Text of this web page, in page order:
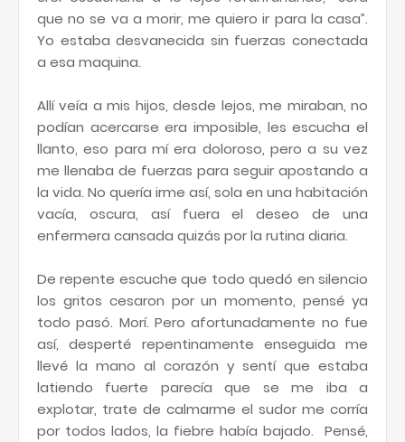
que no se va a morir, me quiero ir para la casa”.
Yo estaba desvanecida sin fuerzas conectada
a esa maquina.
Allí veía a mis hijos, desde lejos, me miraban, no
podían acercarse era imposible, les escucha el
llanto, eso para mí era doloroso, pero a su vez
me llenaba de fuerzas para seguir apostando a
la vida. No quería irme así, sola en una habitación
vacía, oscura, así fuera el deseo de una
enfermera cansada quizás por la rutina diaria.
De repente escuche que todo quedó en silencio
los gritos cesaron por un momento, pensé ya
todo pasó. Morí. Pero afortunadamente no fue
así, desperté repentinamente enseguida me
llevé la mano al corazón y sentí que estaba
latiendo fuerte parecía que se me iba a
explotar, trate de calmarme el sudor me corría
por todos lados, la fiebre había bajado. Pensé,